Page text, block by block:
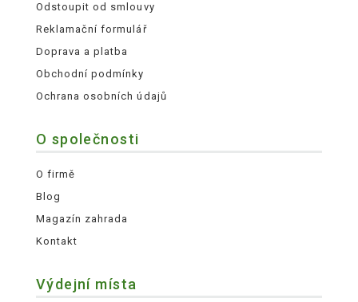
Odstoupit od smlouvy
Reklamační formulář
Doprava a platba
Obchodní podmínky
Ochrana osobních údajů
O společnosti
O firmě
Blog
Magazín zahrada
Kontakt
Výdejní místa